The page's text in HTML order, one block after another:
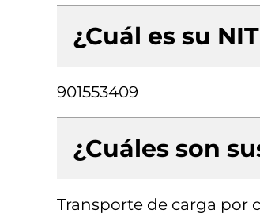
¿Cuál es su
901553409
¿Cuáles son
Transporte de carga por